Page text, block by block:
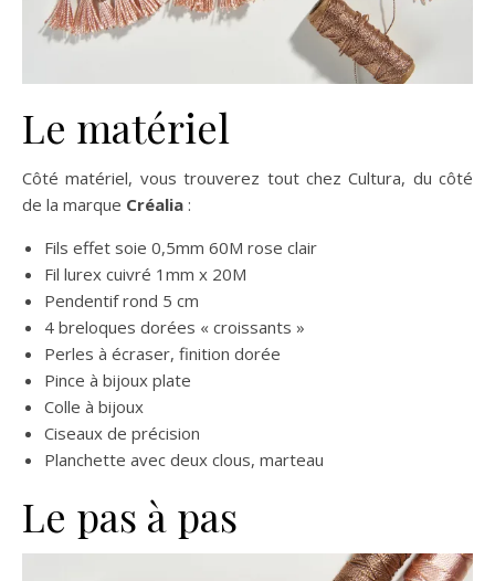
Le matériel
Côté matériel, vous trouverez tout chez Cultura, du côté
de la marque Créalia :
Fils effet soie 0,5mm 60M rose clair
Fil lurex cuivré 1mm x 20M
Pendentif rond 5 cm
4 breloques dorées « croissants »
Perles à écraser, finition dorée
Pince à bijoux plate
Colle à bijoux
Ciseaux de précision
Planchette avec deux clous, marteau
Le pas à pas